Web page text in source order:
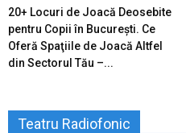
20+ Locuri de Joacă Deosebite
pentru Copii în Bucureşti. Ce
Oferă Spaţiile de Joacă Altfel
din Sectorul Tău –...
Teatru Radiofonic